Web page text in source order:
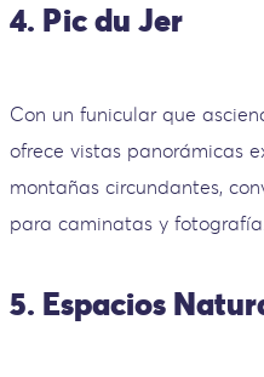
4. Pic du Jer
Con un funicular que
ofrece vistas panorámicas
montañas circundantes,
para caminatas y fotografía.
5. Espacios